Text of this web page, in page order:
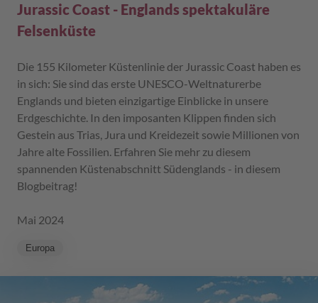
Jurassic Coast - Englands spektakuläre
Felsenküste
Die 155 Kilometer Küstenlinie der Jurassic Coast haben es
in sich: Sie sind das erste UNESCO-Weltnaturerbe
Englands und bieten einzigartige Einblicke in unsere
Erdgeschichte. In den imposanten Klippen finden sich
Gestein aus Trias, Jura und Kreidezeit sowie Millionen von
Jahre alte Fossilien. Erfahren Sie mehr zu diesem
spannenden Küstenabschnitt Südenglands - in diesem
Blogbeitrag!
Mai 2024
Europa